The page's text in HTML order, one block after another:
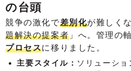
の台頭
競争の激化で差別化が難しく
題解決の提案者 」へ。管理の
プロセスに移りました。
主要スタイル： ソリューショ